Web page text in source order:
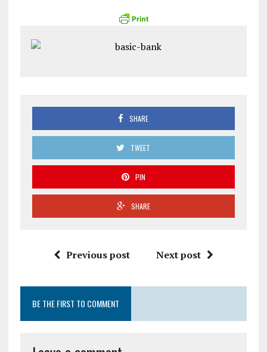
SHARE
TWEET
PIN
SHARE
Previous post Next post
BE THE FIRST TO COMMENT